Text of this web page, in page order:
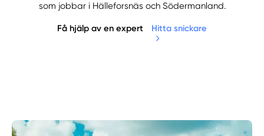
som jobbar i Hälleforsnäs och Södermanland.
Få hjälp av en expert Hitta snickare